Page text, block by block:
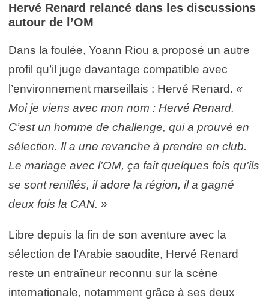
Hervé Renard relancé dans les discussions
autour de l’OM
Dans la foulée, Yoann Riou a proposé un autre
profil qu’il juge davantage compatible avec
l’environnement marseillais : Hervé Renard. «
Moi je viens avec mon nom : Hervé Renard.
C’est un homme de challenge, qui a prouvé en
sélection. Il a une revanche à prendre en club.
Le mariage avec l’OM, ça fait quelques fois qu’ils
se sont reniflés, il adore la région, il a gagné
deux fois la CAN. »
Libre depuis la fin de son aventure avec la
sélection de l’Arabie saoudite, Hervé Renard
reste un entraîneur reconnu sur la scène
internationale, notamment grâce à ses deux